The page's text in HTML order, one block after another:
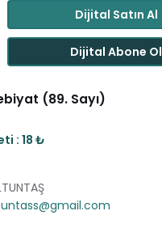
Dijital Satın Al
Dijital Abone Ol
(89. Sayı)
: 18 ₺